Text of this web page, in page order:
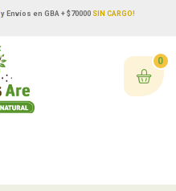
y Envíos en GBA + $70000 SIN CARGO!
0